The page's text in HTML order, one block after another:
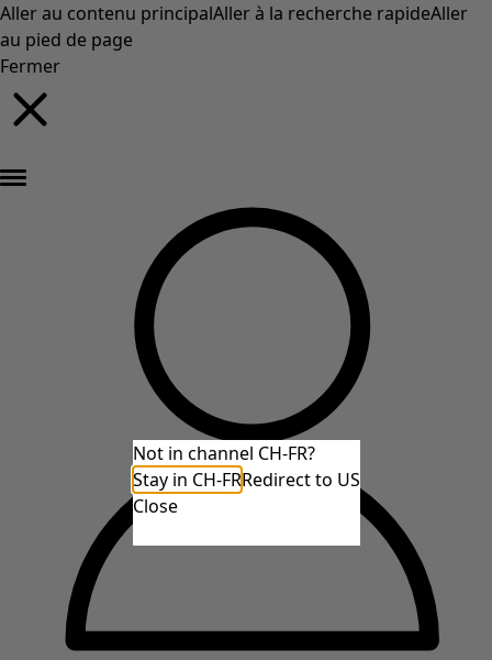
Aller au contenu principalAller à la recherche rapideAller
au pied de page
Fermer
Not in channel CH-FR?
Stay in CH-FRRedirect to US
Close